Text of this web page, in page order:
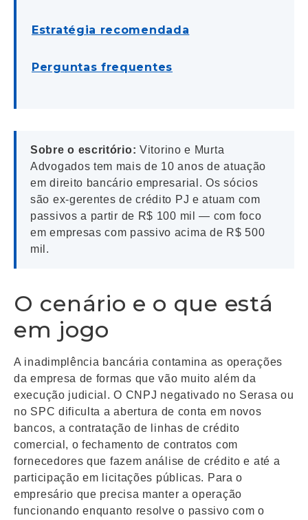
Estratégia recomendada
Perguntas frequentes
Sobre o escritório: Vitorino e Murta
Advogados tem mais de 10 anos de atuação
em direito bancário empresarial. Os sócios
são ex-gerentes de crédito PJ e atuam com
passivos a partir de R$ 100 mil — com foco
em empresas com passivo acima de R$ 500
mil.
O cenário e o que está
em jogo
A inadimplência bancária contamina as operações
da empresa de formas que vão muito além da
execução judicial. O CNPJ negativado no Serasa ou
no SPC dificulta a abertura de conta em novos
bancos, a contratação de linhas de crédito
comercial, o fechamento de contratos com
fornecedores que fazem análise de crédito e até a
participação em licitações públicas. Para o
empresário que precisa manter a operação
funcionando enquanto resolve o passivo com o